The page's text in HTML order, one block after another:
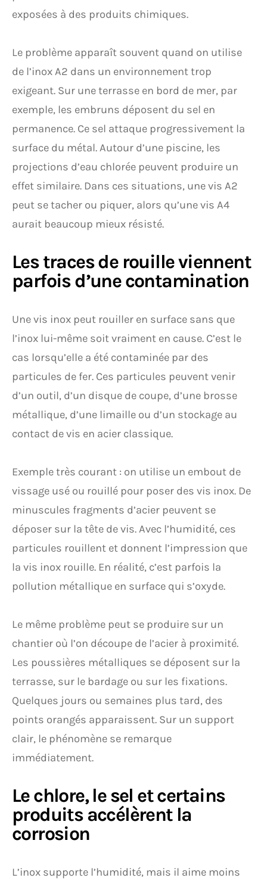
exposées à des produits chimiques.
Le problème apparaît souvent quand on utilise
de l’inox A2 dans un environnement trop
exigeant. Sur une terrasse en bord de mer, par
exemple, les embruns déposent du sel en
permanence. Ce sel attaque progressivement la
surface du métal. Autour d’une piscine, les
projections d’eau chlorée peuvent produire un
effet similaire. Dans ces situations, une vis A2
peut se tacher ou piquer, alors qu’une vis A4
aurait beaucoup mieux résisté.
Les traces de rouille viennent
parfois d’une contamination
Une vis inox peut rouiller en surface sans que
l’inox lui-même soit vraiment en cause. C’est le
cas lorsqu’elle a été contaminée par des
particules de fer. Ces particules peuvent venir
d’un outil, d’un disque de coupe, d’une brosse
métallique, d’une limaille ou d’un stockage au
contact de vis en acier classique.
Exemple très courant : on utilise un embout de
vissage usé ou rouillé pour poser des vis inox. De
minuscules fragments d’acier peuvent se
déposer sur la tête de vis. Avec l’humidité, ces
particules rouillent et donnent l’impression que
la vis inox rouille. En réalité, c’est parfois la
pollution métallique en surface qui s’oxyde.
Le même problème peut se produire sur un
chantier où l’on découpe de l’acier à proximité.
Les poussières métalliques se déposent sur la
terrasse, sur le bardage ou sur les fixations.
Quelques jours ou semaines plus tard, des
points orangés apparaissent. Sur un support
clair, le phénomène se remarque
immédiatement.
Le chlore, le sel et certains
produits accélèrent la
corrosion
L’inox supporte l’humidité, mais il aime moins